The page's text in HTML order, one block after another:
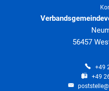
56457
+49
+49